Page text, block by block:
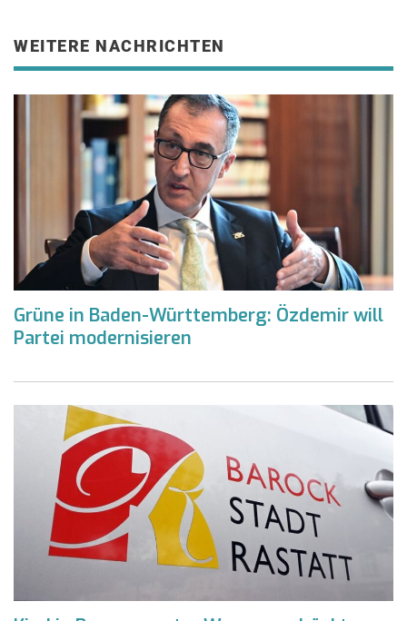
WEITERE NACHRICHTEN
Grüne in Baden-Württemberg: Özdemir will
Partei modernisieren